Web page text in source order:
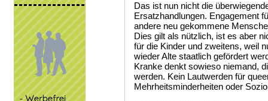
Das ist nun nicht die
Ersatzhandlungen. Engagement
andere neu gekommene
Dies gilt als nützlich, ist es aber
für die Kinder und zweitens, weil
wieder Alte staatlich gefördert
Kranke denkt sowieso niemand,
werden. Kein Lautwerden für
Mehrheitsminderheiten oder